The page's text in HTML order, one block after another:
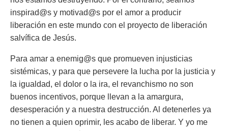
inspirad@s y motivad@s por el amor a producir
liberación en este mundo con el proyecto de liberación
salvífica de Jesús.
Para amar a enemig@s que promueven injusticias
sistémicas, y para que persevere la lucha por la justicia y
la igualdad, el dolor o la ira, el revanchismo no son
buenos incentivos, porque llevan a la amargura,
desesperación y a nuestra destrucción. Al detenerles ya
no tienen a quien oprimir, les acabo de liberar. Y yo me